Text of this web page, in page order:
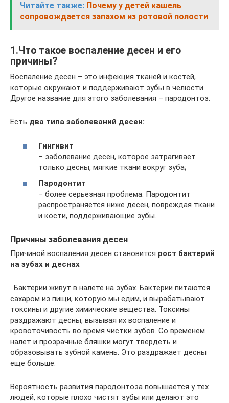
Читайте также: Почему у детей кашель
сопровождается запахом из ротовой полости
1.Что такое воспаление десен и его
причины?
Воспаление десен – это инфекция тканей и костей,
которые окружают и поддерживают зубы в челюсти.
Другое название для этого заболевания – пародонтоз.
Есть два типа заболеваний десен:
Гингивит
– заболевание десен, которое затрагивает
только десны, мягкие ткани вокруг зуба;
Пародонтит
– более серьезная проблема. Пародонтит
распространяется ниже десен, повреждая ткани
и кости, поддерживающие зубы.
Причины заболевания десен
Причиной воспаления десен становится рост бактерий
на зубах и деснах
. Бактерии живут в налете на зубах. Бактерии питаются
сахаром из пищи, которую мы едим, и вырабатывают
токсины и другие химические вещества. Токсины
раздражают десны, вызывая их воспаление и
кровоточивость во время чистки зубов. Со временем
налет и прозрачные бляшки могут твердеть и
образовывать зубной камень. Это раздражает десны
еще больше.
Вероятность развития пародонтоза повышается у тех
людей, которые плохо чистят зубы или делают это